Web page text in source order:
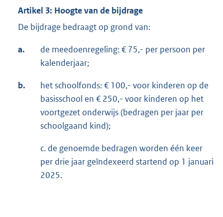
Artikel 3: Hoogte van de bijdrage
De bijdrage bedraagt op grond van:
a.
de meedoenregeling: € 75,- per persoon per
kalenderjaar;
b.
het schoolfonds: € 100,- voor kinderen op de
basisschool en € 250,- voor kinderen op het
voortgezet onderwijs (bedragen per jaar per
schoolgaand kind);
c. de genoemde bedragen worden één keer
per drie jaar geïndexeerd startend op 1 januari
2025.